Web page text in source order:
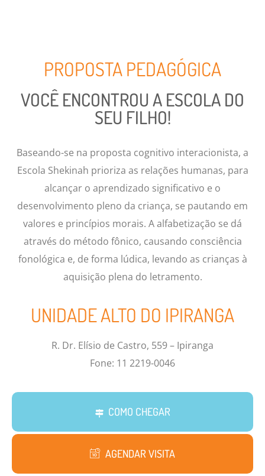
PROPOSTA PEDAGÓGICA
VOCÊ ENCONTROU A ESCOLA DO
SEU FILHO!
Baseando-se na proposta cognitivo interacionista, a
Escola Shekinah prioriza as relações humanas, para
alcançar o aprendizado significativo e o
desenvolvimento pleno da criança, se pautando em
valores e princípios morais. A alfabetização se dá
através do método fônico, causando consciência
fonológica e, de forma lúdica, levando as crianças à
aquisição plena do letramento.
UNIDADE ALTO DO IPIRANGA
R. Dr. Elísio de Castro, 559 – Ipiranga
Fone: 11 2219-0046
COMO CHEGAR
AGENDAR VISITA